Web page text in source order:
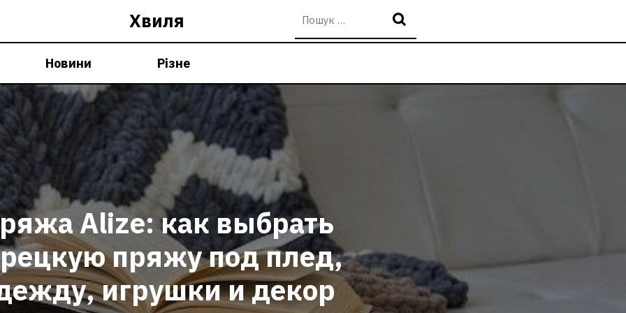
Хвиля
Новини Різне
Alize: как выбрать
пряжу под плед,
игрушки и декор